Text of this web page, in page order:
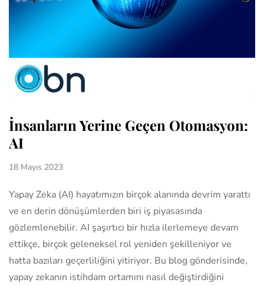
İnsanların Yerine Geçen Otomasyon:
AI
18 Mayıs 2023
Yapay Zeka (AI) hayatımızın birçok alanında devrim yarattı
ve en derin dönüşümlerden biri iş piyasasında
gözlemlenebilir. AI şaşırtıcı bir hızla ilerlemeye devam
ettikçe, birçok geleneksel rol yeniden şekilleniyor ve
hatta bazıları geçerliliğini yitiriyor. Bu blog gönderisinde,
yapay zekanın istihdam ortamını nasıl değiştirdiğini